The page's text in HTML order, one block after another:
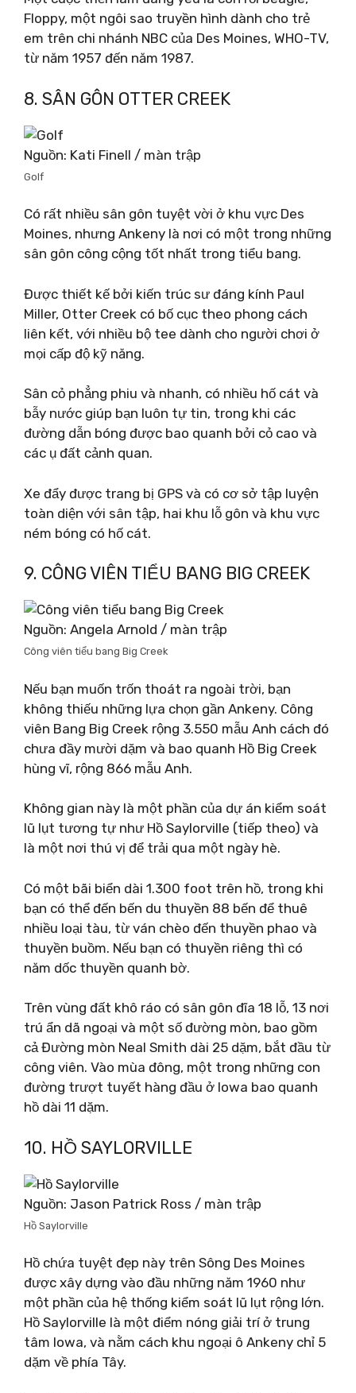
Floppy, một ngôi sao truyền hình dành cho trẻ
em trên chi nhánh NBC của Des Moines, WHO-TV,
từ năm 1957 đến năm 1987.
8. SÂN GÔN OTTER CREEK
Nguồn: Kati Finell / màn trập
Golf
Có rất nhiều sân gôn tuyệt vời ở khu vực Des
Moines, nhưng Ankeny là nơi có một trong những
sân gôn công cộng tốt nhất trong tiểu bang.
Được thiết kế bởi kiến ​​trúc sư đáng kính Paul
Miller, Otter Creek có bố cục theo phong cách
liên kết, với nhiều bộ tee dành cho người chơi ở
mọi cấp độ kỹ năng.
Sân cỏ phẳng phiu và nhanh, có nhiều hố cát và
bẫy nước giúp bạn luôn tự tin, trong khi các
đường dẫn bóng được bao quanh bởi cỏ cao và
các ụ đất cảnh quan.
Xe đẩy được trang bị GPS và có cơ sở tập luyện
toàn diện với sân tập, hai khu lỗ gôn và khu vực
ném bóng có hố cát.
9. CÔNG VIÊN TIỂU BANG BIG CREEK
Nguồn: Angela Arnold / màn trập
Công viên tiểu bang Big Creek
Nếu bạn muốn trốn thoát ra ngoài trời, bạn
không thiếu những lựa chọn gần Ankeny. Công
viên Bang Big Creek rộng 3.550 mẫu Anh cách đó
chưa đầy mười dặm và bao quanh Hồ Big Creek
hùng vĩ, rộng 866 mẫu Anh.
Không gian này là một phần của dự án kiểm soát
lũ lụt tương tự như Hồ Saylorville (tiếp theo) và
là một nơi thú vị để trải qua một ngày hè.
Có một bãi biển dài 1.300 foot trên hồ, trong khi
bạn có thể đến bến du thuyền 88 bến để thuê
nhiều loại tàu, từ ván chèo đến thuyền phao và
thuyền buồm. Nếu bạn có thuyền riêng thì có
năm dốc thuyền quanh bờ.
Trên vùng đất khô ráo có sân gôn đĩa 18 lỗ, 13 nơi
trú ẩn dã ngoại và một số đường mòn, bao gồm
cả Đường mòn Neal Smith dài 25 dặm, bắt đầu từ
công viên. Vào mùa đông, một trong những con
đường trượt tuyết hàng đầu ở Iowa bao quanh
hồ dài 11 dặm.
10. HỒ SAYLORVILLE
Nguồn: Jason Patrick Ross / màn trập
Hồ Saylorville
Hồ chứa tuyệt đẹp này trên Sông Des Moines
được xây dựng vào đầu những năm 1960 như
một phần của hệ thống kiểm soát lũ lụt rộng lớn.
Hồ Saylorville là một điểm nóng giải trí ở trung
tâm Iowa, và nằm cách khu ngoại ô Ankeny chỉ 5
dặm về phía Tây.